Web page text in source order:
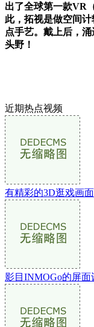
出了全球第一款VR
此，拓视是做空间
点手艺。戴上后，
头野！
近期热点视频
有精彩的3D逛戏画面
影目INMOGo的屏面